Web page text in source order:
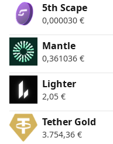
5th Scape
0,000030 €
Mantle
0,361036 €
Lighter
2,05 €
Tether Gold
3.754,36 €